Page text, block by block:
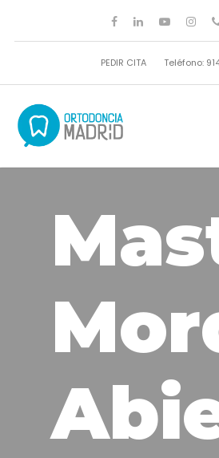
PEDIR CITA Teléfono: